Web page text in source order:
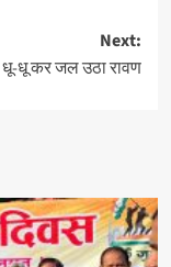
Next:
धू-धू कर जल उठा रावण